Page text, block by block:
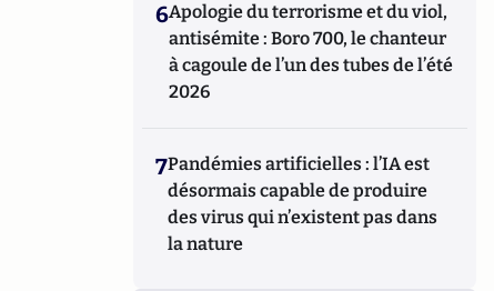
6Apologie du terrorisme et du viol,
antisémite : Boro 700, le chanteur
à cagoule de l’un des tubes de l’été
2026
7Pandémies artificielles : l’IA est
désormais capable de produire
des virus qui n’existent pas dans
la nature